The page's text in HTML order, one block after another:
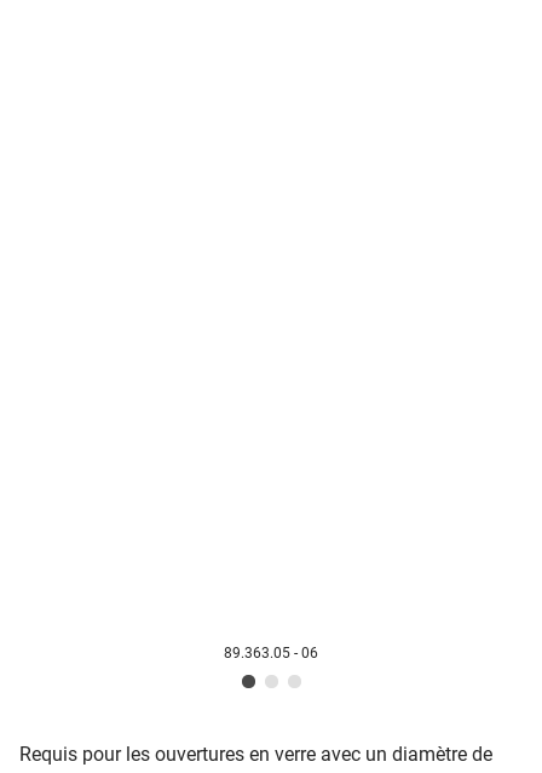
89.363.05 - 06
Requis pour les ouvertures en verre avec un diamètre de